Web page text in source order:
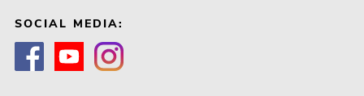
SOCIAL MEDIA: